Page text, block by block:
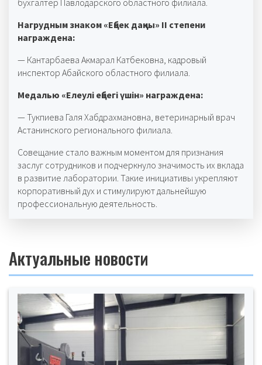
бухгалтер Павлодарского областного филиала.
Нагрудным знаком «Еңбек даңқы» II степени
награждена:
— Кантарбаева Акмарал Катбековна, кадровый
инспектор Абайского областного филиала.
Медалью «Елеулі еңбегі үшін» награждена:
— Тукпиева Галя Хабдрахмановна, ветеринарный врач
Астанинского регионального филиала.
Совещание стало важным моментом для признания
заслуг сотрудников и подчеркнуло значимость их вклада
в развитие лаборатории. Такие инициативы укрепляют
корпоративный дух и стимулируют дальнейшую
профессиональную деятельность.
Актуальные новости